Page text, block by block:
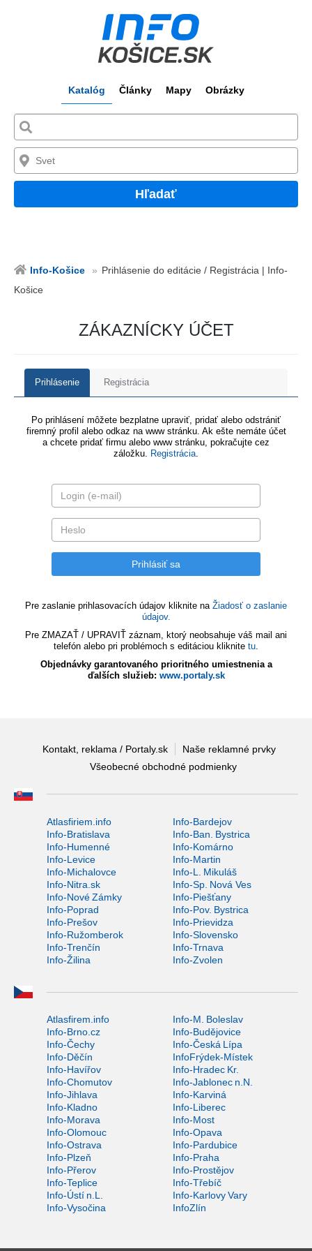
Katalóg Články Mapy Obrázky
Hľadať
Info-Košice
Prihlásenie do editácie / Registrácia | Info-
Košice
ZÁKAZNÍCKY ÚČET
Prihlásenie Registrácia
Po prihlásení môžete bezplatne upraviť, pridať alebo odstrániť
firemný profil alebo odkaz na www stránku. Ak ešte nemáte účet
a chcete pridať firmu alebo www stránku, pokračujte cez
záložku. Registrácia.
Pre zaslanie prihlasovacích údajov kliknite na Žiadosť o zaslanie
údajov.
Pre ZMAZAŤ / UPRAVIŤ záznam, ktorý neobsahuje váš mail ani
telefón alebo pri problémoch s editáciou kliknite tu.
Objednávky garantovaného prioritného umiestnenia a
ďalších služieb: www.portaly.sk
Kontakt, reklama / Portaly.sk
Naše reklamné prvky
Všeobecné obchodné podmienky
Atlasfiriem.info
Info-Bardejov
Info-Bratislava
Info-Ban. Bystrica
Info-Humenné
Info-Komárno
Info-Levice
Info-Martin
Info-Michalovce
Info-L. Mikuláš
Info-Nitra.sk
Info-Sp. Nová Ves
Info-Nové Zámky
Info-Piešťany
Info-Poprad
Info-Pov. Bystrica
Info-Prešov
Info-Prievidza
Info-Ružomberok
Info-Slovensko
Info-Trenčín
Info-Trnava
Info-Žilina
Info-Zvolen
Atlasfirem.info
Info-M. Boleslav
Info-Brno.cz
Info-Budějovice
Info-Čechy
Info-Česká Lípa
Info-Děčín
InfoFrýdek-Místek
Info-Havířov
Info-Hradec Kr.
Info-Chomutov
Info-Jablonec n.N.
Info-Jihlava
Info-Karviná
Info-Kladno
Info-Liberec
Info-Morava
Info-Most
Info-Olomouc
Info-Opava
Info-Ostrava
Info-Pardubice
Info-Plzeň
Info-Praha
Info-Přerov
Info-Prostějov
Info-Teplice
Info-Třebíč
Info-Ústí n.L.
Info-Karlovy Vary
Info-Vysočina
InfoZlín